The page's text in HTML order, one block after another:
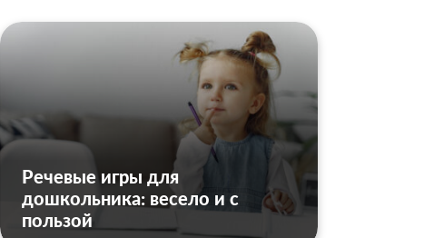
Речевые игры для
дошкольника: весело и с
пользой